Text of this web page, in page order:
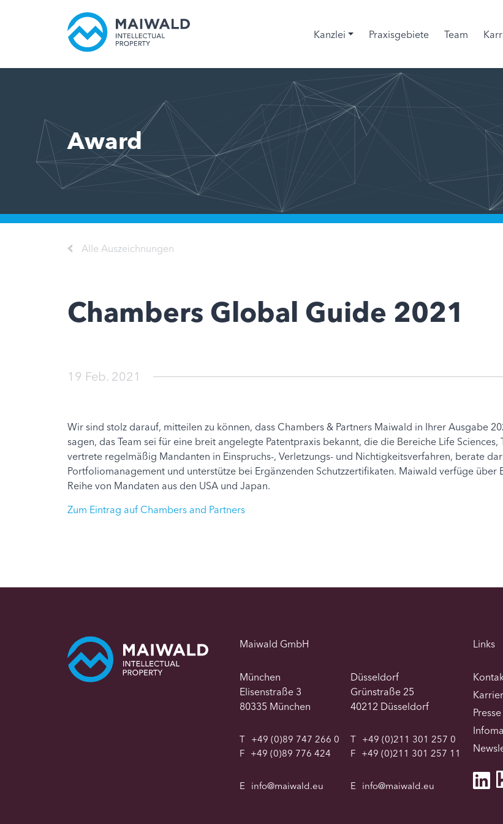
Kanzlei Praxisgebiete Team
Award
Alle Auszeichnungen
Chambers Global Guide 2021
19 Feb. 2021
Wir sind stolz darauf, mitteilen zu können, dass Chambers & Partners Maiwald in Ihrer Ausgabe
sagen, das Team sei für eine breit angelegte Patentpraxis bekannt, die die Bereiche Life
vertrete regelmäßig Mandanten in Einspruchs-, Verletzungs- und Nichtigkeitsverfahren, berate
Portfoliomanagement und unterstütze bei Ergänzenden Schutzzertifikaten. Maiwald verfüge über
Reihe von Mandaten aus den USA und Japan.
Zum Eintrag auf Chambers and Partners
Maiwald GmbH
München
Elisenstraße 3
80335 München
T +49 (0)89 747 266 0
F +49 (0)89 776 424
E info@maiwald.eu
Düsseldorf
Grünstraße 25
40212 Düsseldorf
T
+49 (0)211 301 257 0
F
+49 (0)211 301 257 11
E info@maiwald.eu
Links
Presse